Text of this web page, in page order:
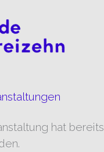
hat bereits